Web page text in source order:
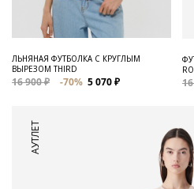
ЛЬНЯНАЯ ФУТБОЛКА С КРУГЛЫМ
ВЫРЕЗОМ THIRD
16 900 ₽ -70% 5 070 ₽
АУТЛЕТ